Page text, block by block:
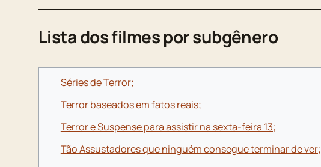
Lista dos filmes por subgênero
Séries de Terror;
Terror baseados em fatos reais;
Terror e Suspense para assistir na sexta-feira 13;
Tão Assustadores que ninguém consegue terminar de ver;